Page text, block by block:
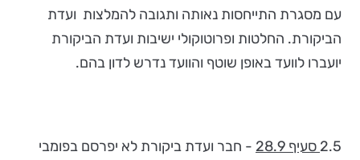
עם מסגרת התייחסות נאותה ותגובה להמלצות ועדת
הביקורת. החלטות ופרוטוקולי ישיבות ועדת הביקורת
יועברו לוועד באופן שוטף והוועד נדרש לדון בהם.
2.5 סעיף 28.9
- חבר ועדת ביקורת לא יפרסם בפומבי